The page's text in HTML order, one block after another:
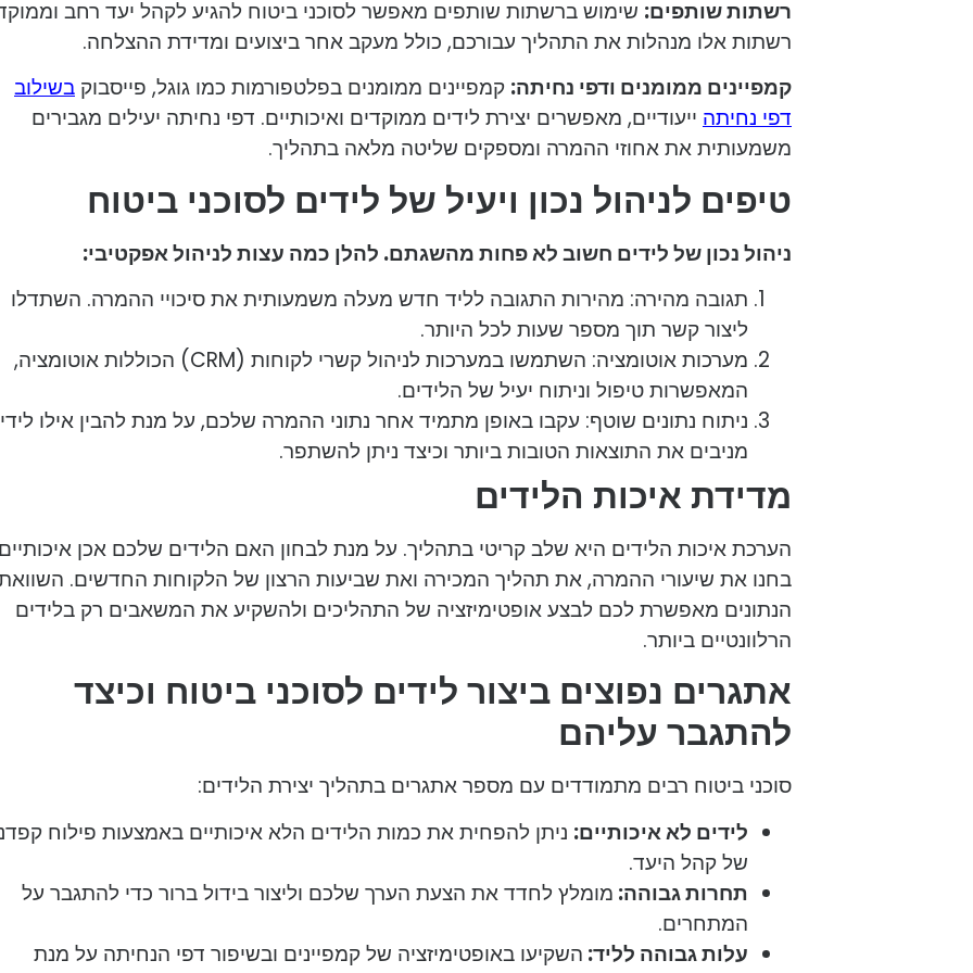
רשתות שותפים: שימוש ברשתות שותפים מאפשר לסוכני ביטוח להגיע לקהל יעד רחב
רשתות אלו מנהלות את התהליך עבורכם, כולל מעקב אחר ביצועים ומדידת ההצלחה.
קמפיינים ממומנים ודפי נחיתה: קמפיינים ממומנים בפלטפורמות כמו גוגל, פייסבוק בשילוב
דפי נחיתה ייעודיים, מאפשרים יצירת לידים ממוקדים ואיכותיים. דפי נחיתה יעילים מגבירים
משמעותית את אחוזי ההמרה ומספקים שליטה מלאה בתהליך.
טיפים לניהול נכון ויעיל של לידים לסוכני ביטוח
ניהול נכון של לידים חשוב לא פחות מהשגתם. להלן כמה עצות לניהול אפקטיבי:
תגובה מהירה: מהירות התגובה לליד חדש מעלה משמעותית את סיכויי ההמרה. השתדלו
ליצור קשר תוך מספר שעות לכל היותר.
מערכות אוטומציה: השתמשו במערכות לניהול קשרי לקוחות (CRM) הכוללות אוטומציה,
המאפשרות טיפול וניתוח יעיל של הלידים.
ניתוח נתונים שוטף: עקבו באופן מתמיד אחר נתוני ההמרה שלכם, על מנת להבין אילו
מניבים את התוצאות הטובות ביותר וכיצד ניתן להשתפר.
מדידת איכות הלידים
הערכת איכות הלידים היא שלב קריטי בתהליך. על מנת לבחון האם הלידים שלכם אכן
בחנו את שיעורי ההמרה, את תהליך המכירה ואת שביעות הרצון של הלקוחות החדשים.
הנתונים מאפשרת לכם לבצע אופטימיזציה של התהליכים ולהשקיע את המשאבים רק בלידים
הרלוונטיים ביותר.
אתגרים נפוצים ביצור לידים לסוכני ביטוח וכיצד
להתגבר עליהם
סוכני ביטוח רבים מתמודדים עם מספר אתגרים בתהליך יצירת הלידים:
לידים לא איכותיים: ניתן להפחית את כמות הלידים הלא איכותיים באמצעות פילוח
של קהל היעד.
תחרות גבוהה: מומלץ לחדד את הצעת הערך שלכם וליצור בידול ברור כדי להתגבר על
המתחרים.
עלות גבוהה לליד: השקיעו באופטימיזציה של קמפיינים ובשיפור דפי הנחיתה על מנת